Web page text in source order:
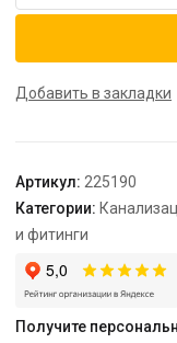
Труба
"Ostendorf"
Добавить в закладки
Артикул: 225190
Категории:
и фитинги
Получите